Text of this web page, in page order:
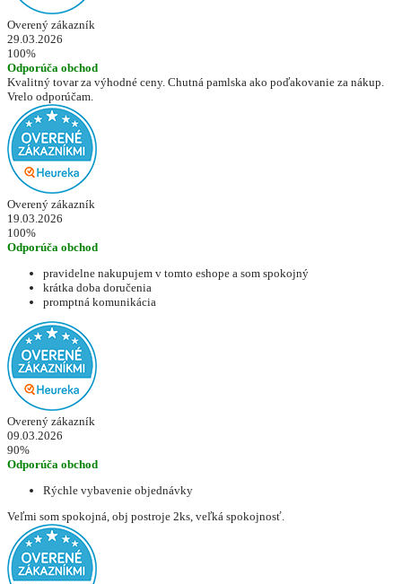
Overený zákazník
29.03.2026
100%
Odporúča obchod
Kvalitný tovar za výhodné ceny. Chutná pamlska ako poďakovanie za nákup.
Vrelo odporúčam.
Overený zákazník
19.03.2026
100%
Odporúča obchod
pravidelne nakupujem v tomto eshope a som spokojný
krátka doba doručenia
promptná komunikácia
Overený zákazník
09.03.2026
90%
Odporúča obchod
Rýchle vybavenie objednávky
Veľmi som spokojná, obj postroje 2ks, veľká spokojnosť.